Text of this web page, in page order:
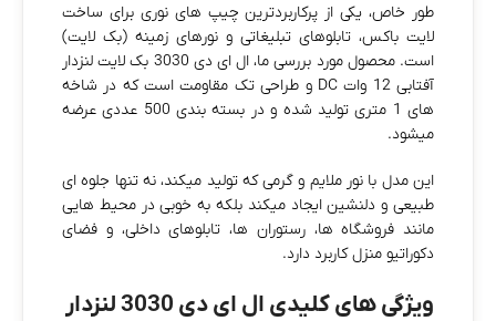
طور خاص، یکی از پرکاربردترین چیپ‌ های نوری برای ساخت
لایت‌ باکس، تابلوهای تبلیغاتی و نورهای زمینه (بک‌ لایت)
است. محصول مورد بررسی ما، ال ای دی 3030 بک لایت لنزدار
آفتابی 12 وات DC و طراحی تک مقاومت است که در شاخه‌
های 1 متری تولید شده و در بسته‌ بندی 500 عددی عرضه
میشود.
این مدل با نور ملایم و گرمی که تولید میکند، نه‌ تنها جلوه‌ ای
طبیعی و دلنشین ایجاد میکند بلکه به‌ خوبی در محیط‌ هایی
مانند فروشگاه‌ ها، رستوران‌ ها، تابلوهای داخلی، و فضای
دکوراتیو منزل کاربرد دارد.
ویژگی‌ های کلیدی ال‌ ای‌ دی 3030 لنزدار